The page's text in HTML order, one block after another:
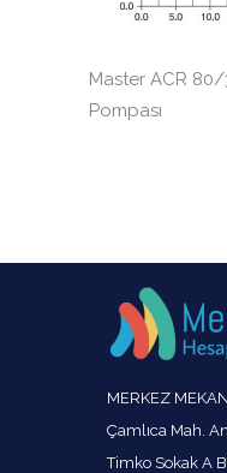
Master ACR 80/
Pompası
MERKEZ
Çamlıca Mah.
Timko Sokak A